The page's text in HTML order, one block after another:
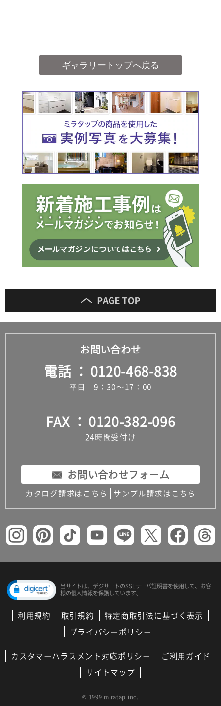
ギャラリートップへ戻る
お問い合わせ
電話 0120-468-838
平日 9：30～17：00
FAX 0120-382-096
24時間受付け
お問い合わせフォーム
カタログ請求はこちら サンプル請求はこちら
当サイトは、デジサートのSSLサーバ証明書を使用して、 お客
様の個人情報を保護しています。
利用規約 取引規約
特定商取引法に基づく表示
プライバシーポリシー
カスタマーハラスメント対応ポリシー
ご利用ガイド
サイトマップ
© 1999 miratap inc.